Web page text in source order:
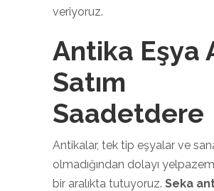
veriyoruz.
Antika Eşya
Satım
Saadetdere
Antikalar, tek tip eşyalar ve
olmadığından dolayı
bir aralıkta tutuyoruz. Seka